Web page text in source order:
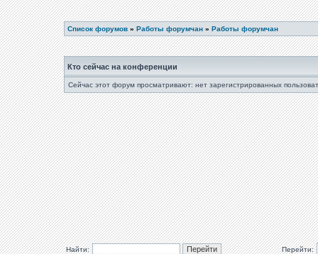
Список форумов » Работы форумчан » Работы форумчан
Кто сейчас на конференции
Сейчас этот форум просматривают: нет зарегистрированных
Найти: Перейти: